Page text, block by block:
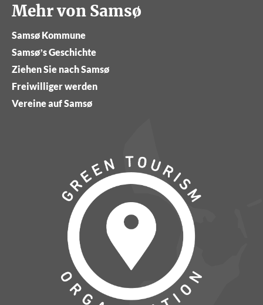
Mehr von Samsø
Samsø Kommune
Samsø’s Geschichte
Ziehen Sie nach Samsø
Freiwilliger werden
Vereine auf Samsø